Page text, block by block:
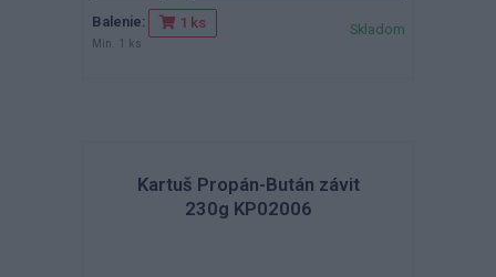
Balenie: 1 ks
Min. 1 ks
Skladom
Kartuš Propán-Bután závit
230g KP02006